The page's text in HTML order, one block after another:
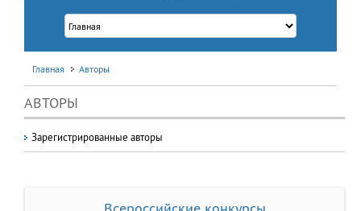
Главная Авторы
АВТОРЫ
Зарегистрированные авторы